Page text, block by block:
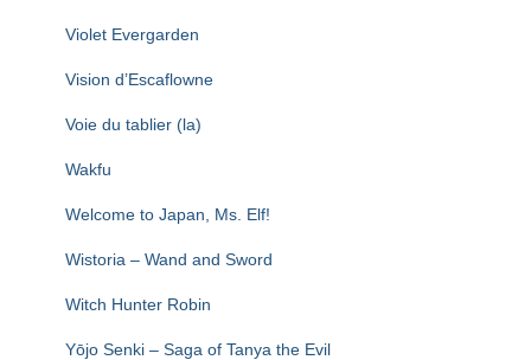
Violet Evergarden
Vision d’Escaflowne
Voie du tablier (la)
Wakfu
Welcome to Japan, Ms. Elf!
Wistoria – Wand and Sword
Witch Hunter Robin
Yōjo Senki – Saga of Tanya the Evil